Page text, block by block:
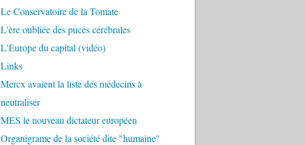
Le Conservatoire de la Tomate
L'ère oubliée des puces cérébrales
L'Europe du capital (vidéo)
Links
Mercx avaient la liste des médecins à
neutraliser
MES le nouveau dictateur européen
Organigrame de la société dite "humaine"